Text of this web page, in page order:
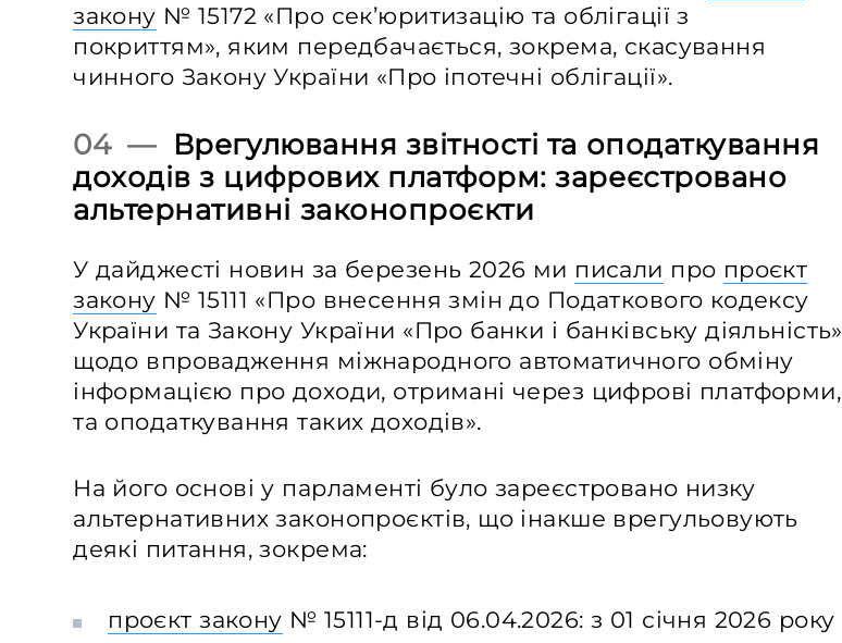
закону № 15172 «Про сек’юритизацію та облігації з
покриттям», яким передбачається, зокрема, скасування
чинного Закону України «Про іпотечні облігації».
04 — Врегулювання звітності та оподаткування
доходів з цифрових платформ: зареєстровано
альтернативні законопроєкти
У дайджесті новин за березень 2026 ми писали про проєкт
закону № 15111 «Про внесення змін до Податкового кодексу
України та Закону України «Про банки і банківську діяльність»
щодо впровадження міжнародного автоматичного обміну
інформацією про доходи, отримані через цифрові платформи,
та оподаткування таких доходів».
На його основі у парламенті було зареєстровано низку
альтернативних законопроєктів, що інакше врегульовують
деякі питання, зокрема:
проєкт закону № 15111-д від 06.04.2026: з 01 січня 2026 року